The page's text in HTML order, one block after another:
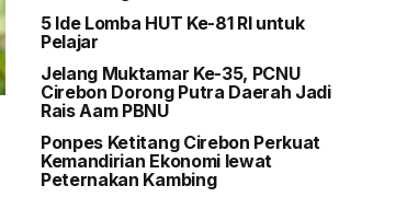
5 Ide Lomba HUT Ke-81 RI untuk
Pelajar
Jelang Muktamar Ke-35, PCNU
Cirebon Dorong Putra Daerah Jadi
Rais Aam PBNU
Ponpes Ketitang Cirebon Perkuat
Kemandirian Ekonomi lewat
Peternakan Kambing